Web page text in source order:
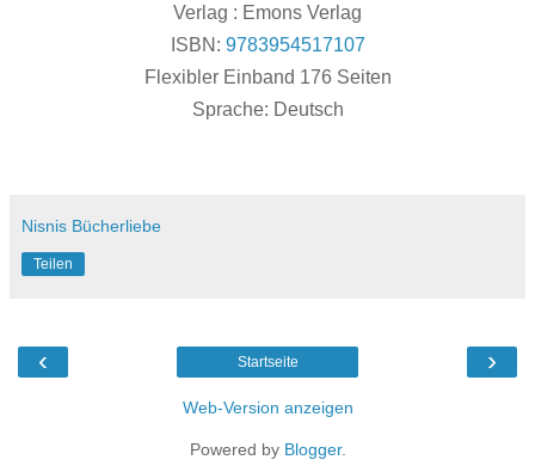
Verlag : Emons Verlag
ISBN: 9783954517107
Flexibler Einband 176 Seiten
Sprache: Deutsch
Nisnis Bücherliebe
Teilen
‹ ›
Startseite
Web-Version anzeigen
Powered by Blogger.